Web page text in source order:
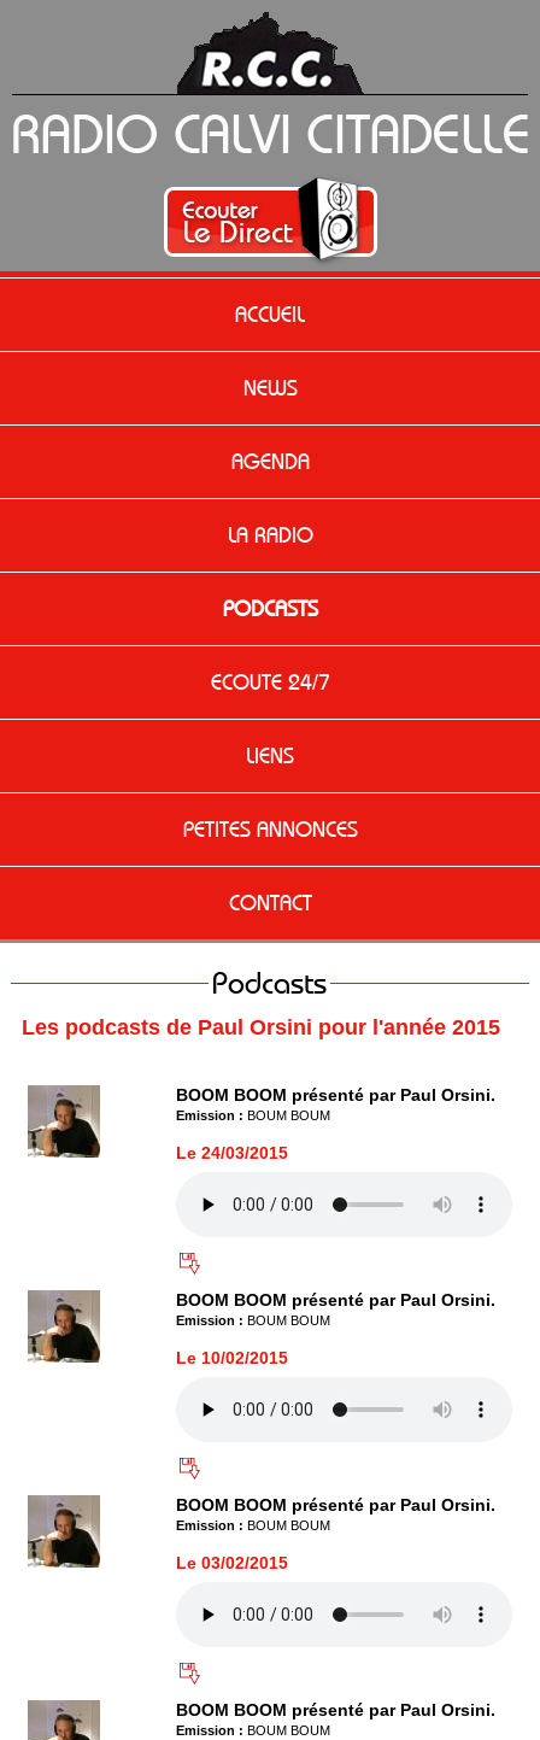
ACCUEIL
NEWS
AGENDA
LA RADIO
PODCASTS
ECOUTE 24/7
LIENS
PETITES ANNONCES
CONTACT
Podcasts
Les podcasts de Paul Orsini pour l'année 2015
BOOM BOOM présenté par Paul Orsini.
Emission : BOUM BOUM
Le 24/03/2015
BOOM BOOM présenté par Paul Orsini.
Emission : BOUM BOUM
Le 10/02/2015
BOOM BOOM présenté par Paul Orsini.
Emission : BOUM BOUM
Le 03/02/2015
BOOM BOOM présenté par Paul Orsini.
Emission : BOUM BOUM